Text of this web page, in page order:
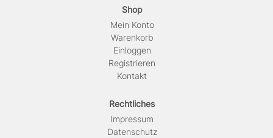
Shop
Mein Konto
Warenkorb
Einloggen
Registrieren
Kontakt
Rechtliches
Impressum
Daten­schutz